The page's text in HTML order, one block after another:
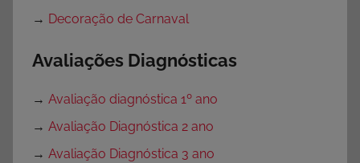
→ Decoração de Carnaval
Avaliações Diagnósticas
→ Avaliação diagnóstica 1º ano
→ Avaliação Diagnóstica 2 ano
→ Avaliação Diagnóstica 3 ano